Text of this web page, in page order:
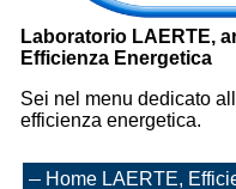
Laboratorio LAERTE,
Efficienza Energetica
Sei nel menu dedicato
efficienza energetica.
Home LAERTE,